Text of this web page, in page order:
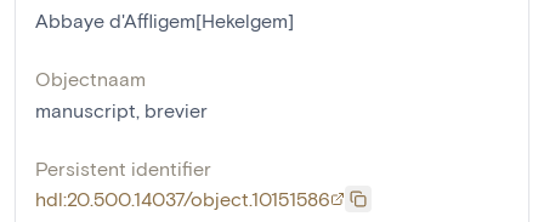
Abbaye d'Affligem[Hekelgem]
Objectnaam
manuscript, brevier
Persistent identifier
hdl:20.500.14037/object.10151586